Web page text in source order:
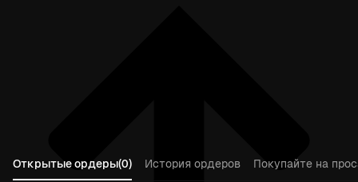
Открытые ордеры(0) История ордеров
Покупайте на